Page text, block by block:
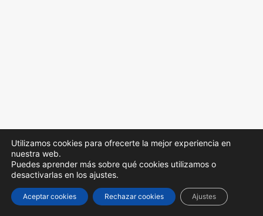
© 2026 Colegios MD. All rights reserved
Utilizamos cookies para ofrecerte la mejor experiencia en
nuestra web.
Puedes aprender más sobre qué cookies utilizamos o
desactivarlas en los ajustes.
Aceptar cookies Rechazar cookies Ajustes